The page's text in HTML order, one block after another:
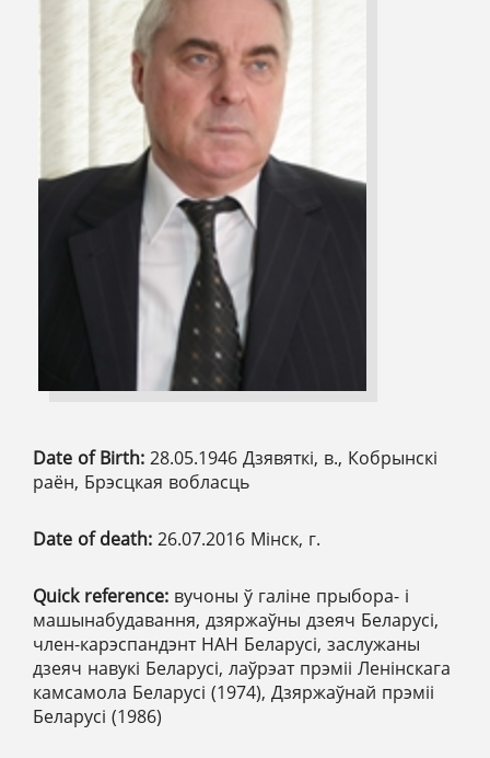
Date of Birth: 28.05.1946 Дзявяткі, в., Кобрынскі
раён, Брэсцкая вобласць
Date of death: 26.07.2016 Мінск, г.
Quick reference: вучоны ў галіне прыбора- і
машынабудавання, дзяржаўны дзеяч Беларусі,
член-карэспандэнт НАН Беларусі, заслужаны
дзеяч навукі Беларусі, лаўрэат прэміі Ленінскага
камсамола Беларусі (1974), Дзяржаўнай прэміі
Беларусі (1986)